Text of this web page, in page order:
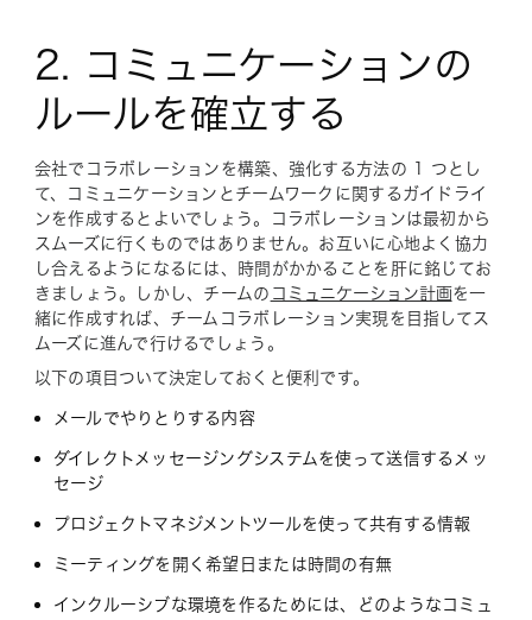
2. コミュニケーションの
ルールを確立する
会社でコラボレーションを構築、強化する方法の 1 つとし
て、コミュニケーションとチームワークに関するガイドライ
ンを作成するとよいでしょう。コラボレーションは最初から
スムーズに行くものではありません。お互いに心地よく協力
し合えるようになるには、時間がかかることを肝に銘じてお
きましょう。しかし、チームの コミュニケーション計画を一
緒に作成すれば、チームコラボレーション実現を目指してス
ムーズに進んで行けるでしょう。
以下の項目ついて決定しておくと便利です。
メールでやりとりする内容
ダイレクトメッセージングシステムを使って送信するメッ
セージ
プロジェクトマネジメントツールを使って共有する情報
ミーティングを開く希望日または時間の有無
インクルーシブな環境を作るためには、どのようなコミュ